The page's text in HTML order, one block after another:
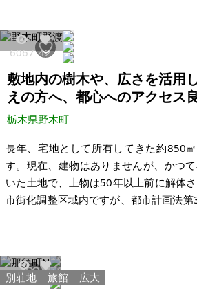
るくらいに改良しました。30坪強の土地
物が2つ建っていて、奥のは一部壁がは
います。道路沿いの家は改良すれば店
そうです。 しかし現状
6067 42
敷地内の樹木や、広さを活用
えの方へ、都心へのアクセス
栃木県野木町
長年、宅地として所有してきた約850
す。現在、建物はありませんが、かつ
いた土地で、上物は50年以上前に解体
市街化調整区域内ですが、都市計画法
例指定区域に該当しており、第二種低
度と、都心方面へのアクセスも比較的良
ー古河松波店までは約800mで、日常の
13892 49
別荘地 旅館 広大